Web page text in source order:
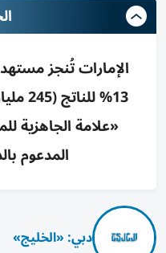
المدعوم
دبي: «الخليج»